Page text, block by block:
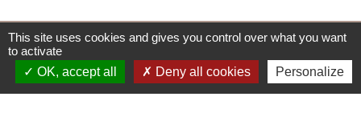
Accès directs
This site uses cookies and gives you control over what you want
to activate
OK, accept all
Deny all cookies Personalize